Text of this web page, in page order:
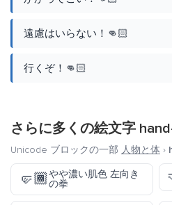
遠慮はいらない！👊🏻
行くぞ！👊🏻
さらに多くの絵文字
Unicode ブロックの一部 人物と体 ›
🤛🏾やや濃い肌色 左向き
の拳